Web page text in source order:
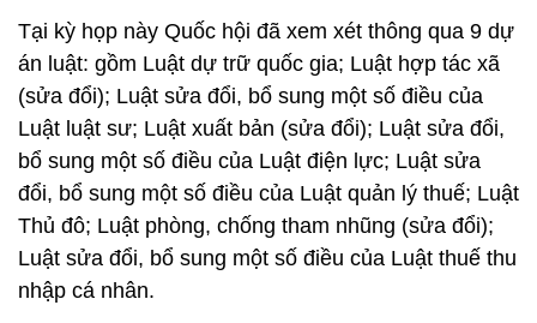
Tại kỳ họp này Quốc hội đã xem xét thông qua 9 dự
án luật: gồm Luật dự trữ quốc gia; Luật hợp tác xã
(sửa đổi); Luật sửa đổi, bổ sung một số điều của
Luật luật sư; Luật xuất bản (sửa đổi); Luật sửa đổi,
bổ sung một số điều của Luật điện lực; Luật sửa
đổi, bổ sung một số điều của Luật quản lý thuế; Luật
Thủ đô; Luật phòng, chống tham nhũng (sửa đổi);
Luật sửa đổi, bổ sung một số điều của Luật thuế thu
nhập cá nhân.